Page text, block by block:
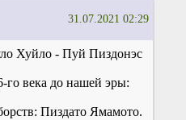
31.07.2021 02:29
Хуйло - Пуй Пиздонэс
го века до нашей эры:
Пиздато Ямамото.